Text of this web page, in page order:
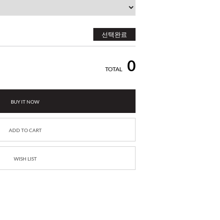
선택완료
TOTAL 0
BUY IT NOW
ADD TO CART
WISH LIST